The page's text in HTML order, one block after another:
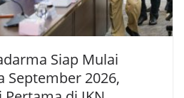
Siap Mulai
September 2026,